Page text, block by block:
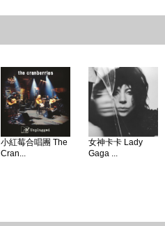
小紅莓合唱團 The
Cran...
女神卡卡 Lady
Gaga ...